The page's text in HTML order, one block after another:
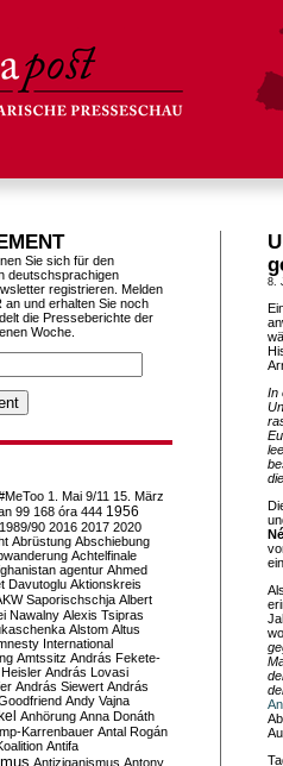
8.
In
Sie sich für den
deutschsprachigen
registrieren. Melden
an und erhalten Sie noch
die Presseberichte der
Woche.
1. Mai 9/11 15. März
99 168 óra 444 1956
1989/90 2016 2017 2020
Abrüstung Abschiebung
Achtelfinale
agentur Ahmed
Davutoglu Aktionskreis
Saporischschja Albert
Nawalny Alexis Tsipras
Alstom Altus
International
Amtssitz András Fekete-
András Lovasi
András Siewert András
Andy Vajna
Anhörung Anna Donáth
Karrenbauer Antal Rogán
Antifa
Antiziganismus Antony